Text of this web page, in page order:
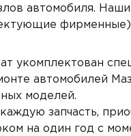
автомобиля.
фирменные)
укомплектован
автомобилей
моделей.
запчасть,
на один год с